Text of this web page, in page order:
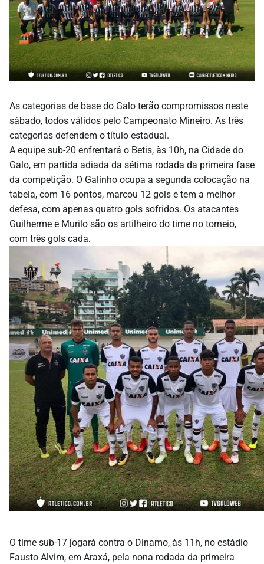
As categorias de base do Galo terão compromissos neste
sábado, todos válidos pelo Campeonato Mineiro. As três
categorias defendem o título estadual.
A equipe sub-20 enfrentará o Betis, às 10h, na Cidade do
Galo, em partida adiada da sétima rodada da primeira fase
da competição. O Galinho ocupa a segunda colocação na
tabela, com 16 pontos, marcou 12 gols e tem a melhor
defesa, com apenas quatro gols sofridos. Os atacantes
Guilherme e Murilo são os artilheiro do time no torneio,
com três gols cada.
O time sub-17 jogará contra o Dinamo, às 11h, no estádio
Fausto Alvim, em Araxá, pela nona rodada da primeira